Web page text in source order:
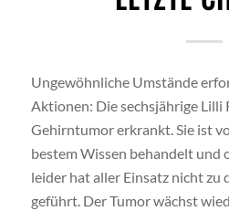
Ungewöhnliche Umstände
Aktionen: Die sechsjährige Lilli
Gehirntumor erkrankt. Sie ist
bestem Wissen behandelt und
leider hat aller Einsatz nicht zu
geführt. Der Tumor wächst